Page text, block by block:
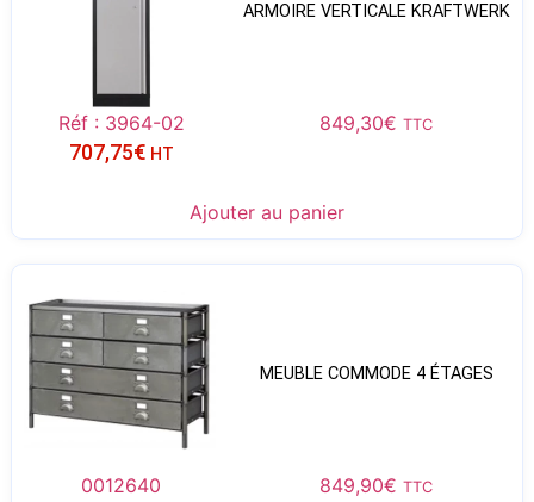
ARMOIRE VERTICALE KRAFTWERK
Réf : 3964-02 849,30€ TTC
707,75€ HT
Ajouter au panier
MEUBLE COMMODE 4 ÉTAGES
0012640 849,90€ TTC